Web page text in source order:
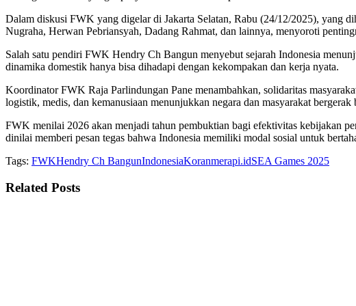
Dalam diskusi FWK yang digelar di Jakarta Selatan, Rabu (24/12/2025), yang
Nugraha, Herwan Pebriansyah, Dadang Rahmat, dan lainnya, menyoroti
Salah satu pendiri FWK Hendry Ch Bangun menyebut sejarah Indonesia
dinamika domestik hanya bisa dihadapi dengan kekompakan dan kerja nyata.
Koordinator FWK Raja Parlindungan Pane menambahkan, solidaritas
logistik, medis, dan kemanusiaan menunjukkan negara dan masyarakat bergerak
FWK menilai 2026 akan menjadi tahun pembuktian bagi efektivitas kebijakan
dinilai memberi pesan tegas bahwa Indonesia memiliki modal sosial untuk
Tags: FWKHendry Ch BangunIndonesiaKoranmerapi.idSEA Games 2025
Related Posts